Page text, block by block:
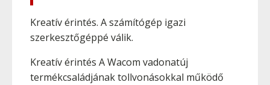
Kreatív érintés. A számítógép igazi
szerkesztőgéppé válik.
Kreatív érintés A Wacom vadonatúj
termékcsaládjának tollvonásokkal működő